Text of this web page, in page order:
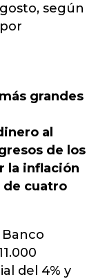
según
grandes
al
de los
la inflación
de cuatro
del 4% y